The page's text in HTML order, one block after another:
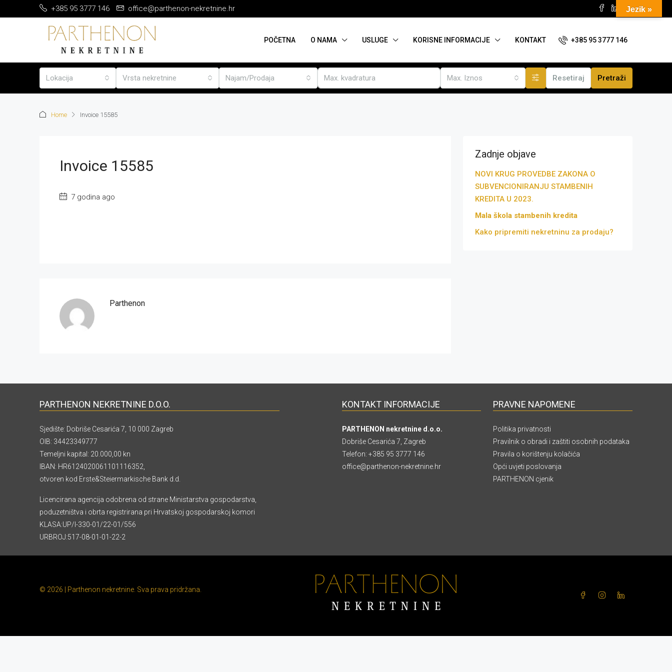
+385 95 3777 146 office@parthenon-nekretnine.hr
POČETNA O NAMA USLUGE KORISNE INFORMACIJE KONTAKT +385 95 3777 146
Lokacija Vrsta nekretnine Najam/Prodaja Max. Iznos Resetiraj Pretraži
Home Invoice 15585
Invoice 15585
7 godina ago
Parthenon
Zadnje objave
NOVI KRUG PROVEDBE ZAKONA O
SUBVENCIONIRANJU STAMBENIH
KREDITA U 2023.
Mala škola stambenih kredita
Kako pripremiti nekretninu za prodaju?
PARTHENON NEKRETNINE D.O.O.
Sjedište: Dobriše Cesarića 7, 10 000 Zagreb
OIB: 34423349777
Temeljni kapital: 20.000,00 kn
IBAN: HR6124020061101116352,
otvoren kod Erste&Steiermarkische Bank d.d.
Licencirana agencija odobrena od strane Ministarstva gospodarstva,
poduzetništva i obrta registrirana pri Hrvatskoj gospodarskoj komori
KLASA:UP/I-330-01/22-01/556
URBROJ:517-08-01-01-22-2
KONTAKT INFORMACIJE
PARTHENON nekretnine d.o.o.
Dobriše Cesarića 7, Zagreb
Telefon: +385 95 3777 146
office@parthenon-nekretnine.hr
PRAVNE NAPOMENE
Politika privatnosti
Pravilnik o obradi i zaštiti osobnih podataka
Pravila o korištenju kolačića
Opći uvjeti poslovanja
PARTHENON cjenik
© 2026 | Parthenon nekretnine. Sva prava pridržana.
Jezik »